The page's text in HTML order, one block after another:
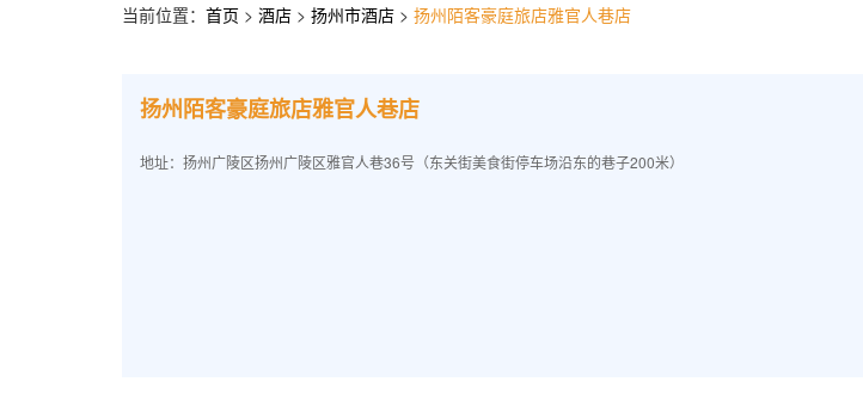
当前位置： 首页 > 酒店 > 扬州市酒店 > 扬州陌客豪庭旅店雅官人巷店
扬州陌客豪庭旅店雅官人巷店
地址：扬州广陵区扬州广陵区雅官人巷36号（东关街美食街停车场沿东的巷子200米）